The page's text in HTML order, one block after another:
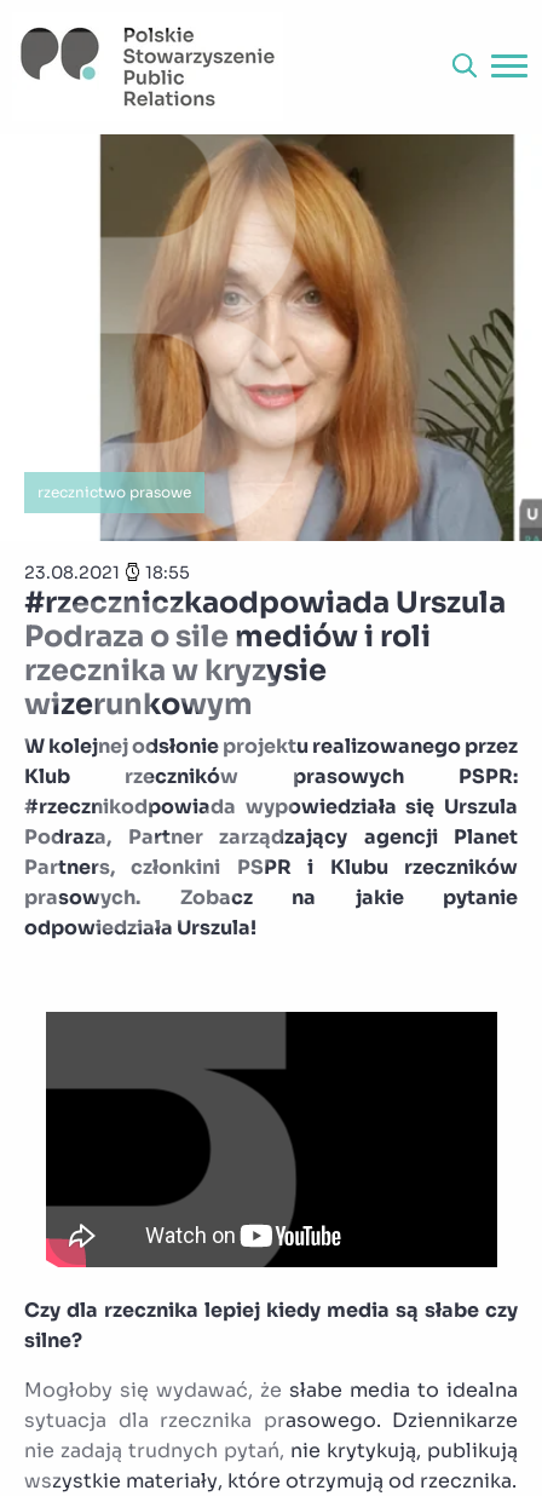
rzecznictwo prasowe
23.08.2021 18:55
#rzeczniczkaodpowiada Urszula
Podraza o sile mediów i roli
rzecznika w kryzysie
wizerunkowym
W kolejnej odsłonie projektu realizowanego przez
Klub rzeczników prasowych PSPR:
#rzecznikodpowiada wypowiedziała się Urszula
Podraza, Partner zarządzający agencji Planet
Partners, członkini PSPR i Klubu rzeczników
prasowych. Zobacz na jakie pytanie
odpowiedziała Urszula!
Czy dla rzecznika lepiej kiedy media są słabe czy
silne?
Mogłoby się wydawać, że słabe media to idealna
sytuacja dla rzecznika prasowego. Dziennikarze
nie zadają trudnych pytań, nie krytykują, publikują
wszystkie materiały, które otrzymują od rzecznika.